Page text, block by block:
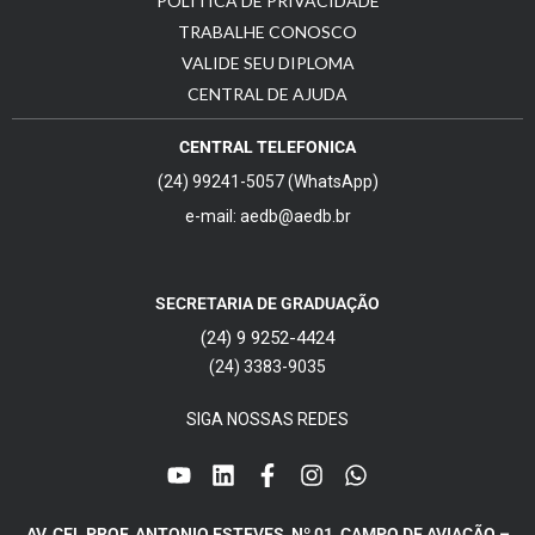
TRABALHE CONOSCO
VALIDE SEU DIPLOMA
CENTRAL DE AJUDA
CENTRAL TELEFONICA
(24) 99241-5057 (WhatsApp)
e-mail: aedb@aedb.br
SECRETARIA DE GRADUAÇÃO
(24) 9 9252-4424
(24) 3383-9035
SIGA NOSSAS REDES